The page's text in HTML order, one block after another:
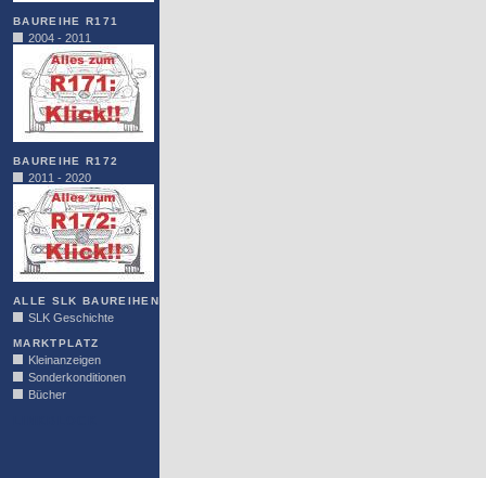
BAUREIHE R171
2004 - 2011
BAUREIHE R172
2011 - 2020
ALLE SLK BAUREIHEN
SLK Geschichte
MARKTPLATZ
Kleinanzeigen
Sonderkonditionen
Bücher